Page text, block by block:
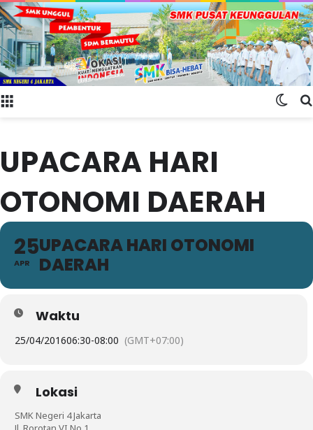
UPACARA HARI
OTONOMI DAERAH
25
APR
UPACARA HARI OTONOMI
DAERAH
Waktu
25/04/201606:30-08:00 (GMT+07:00)
Lokasi
SMK Negeri 4 Jakarta